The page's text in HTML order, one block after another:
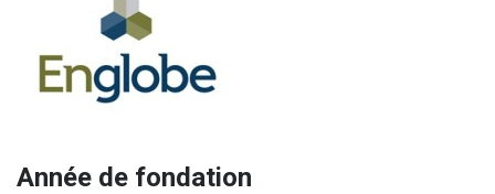
Année de fondation